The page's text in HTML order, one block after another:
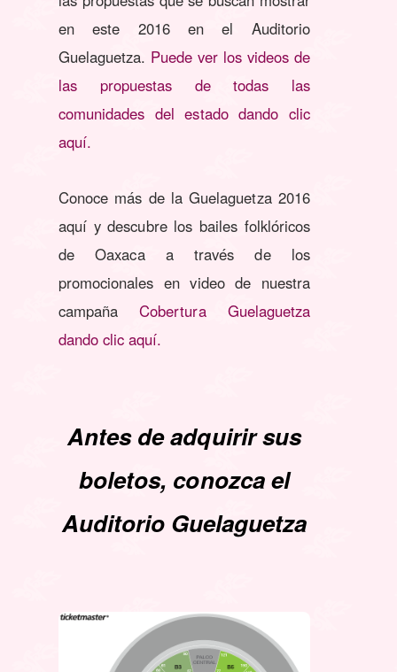
en este 2016 en el Auditorio
Guelaguetza. Puede ver los videos de
las propuestas de todas las
comunidades del estado dando clic
aquí.
Conoce más de la Guelaguetza 2016
aquí y descubre los bailes folklóricos
de Oaxaca a través de los
promocionales en video de nuestra
campañaCobertura Guelaguetza
dando clic aquí.
Antes de adquirir sus
boletos, conozca el
Auditorio Guelaguetza